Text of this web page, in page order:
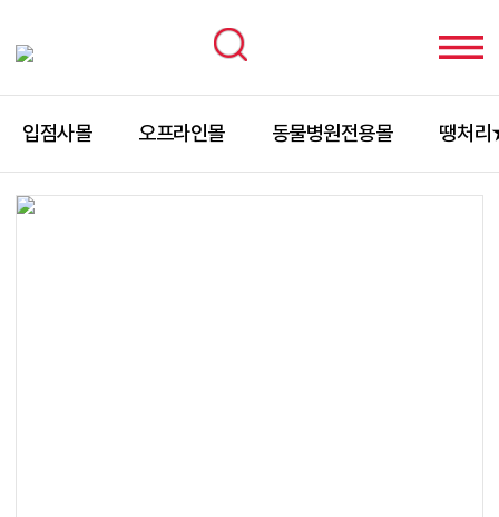
입점사몰 오프라인몰 동물병원전용몰 땡처